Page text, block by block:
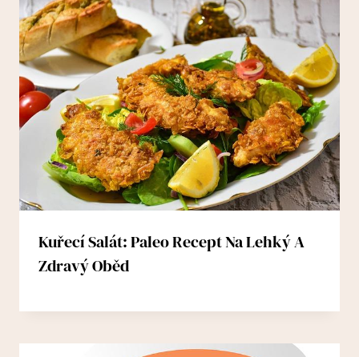
Kuřecí Salát: Paleo Recept Na Lehký A
Zdravý Oběd